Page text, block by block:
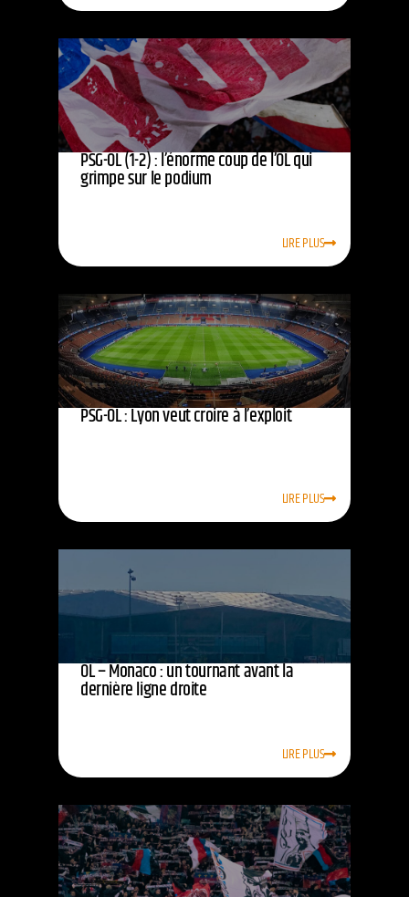
PSG-OL (1-2) : l’énorme coup de l’OL qui
grimpe sur le podium
LIRE PLUS
PSG-OL : Lyon veut croire à l’exploit
LIRE PLUS
OL – Monaco : un tournant avant la
dernière ligne droite
LIRE PLUS